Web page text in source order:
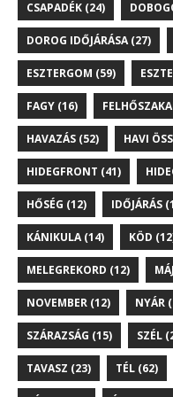
CSAPADÉK (24)
DOROG IDŐJÁRÁSA(27)
ESZTERGOM (59)
FAGY (16)
HAVAZÁS (52) HAVI
HIDEGFRONT (41)
HŐSÉG (12) IDŐJÁRÁS
KÁNIKULA(14) KÖD
MELEGREKORD (12)
NOVEMBER (12) NYÁR
SZÁRAZSÁG (15) SZÉL
TAVASZ (23) TÉL (62)